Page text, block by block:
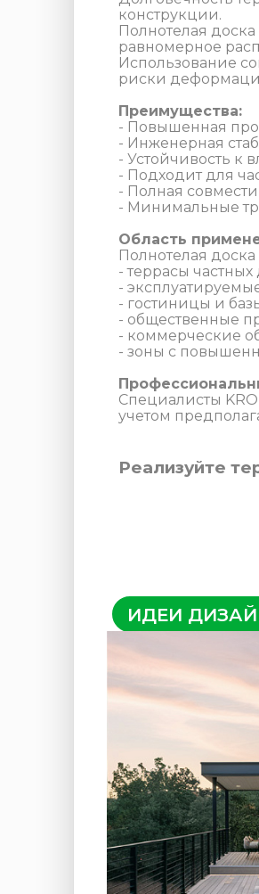
конструкции.
Полнотелая
равномерное
Использование
риски
Преимущества:
- Повышенная
- Инженерная
- Устойчивость к
- Подходит для
- Полная
- Минимальные
Область
Полнотелая
- террасы частных
-
- гостиницы и
- общественные
- коммерческие
- зоны с
Специалисты
учетом
Реализуйте
ИДЕИ